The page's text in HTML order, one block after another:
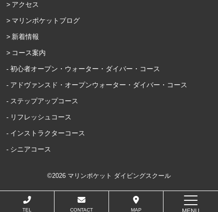
アクセス
マリンポケットブログ
新着情報
コース案内
初心者オープン・ウォーター・ダイバー・コース
アドヴァンスド・オープンウォーター・ダイバー・コース
ステップアップコース
リフレッシュコース
インストラクターコース
シニアコース
©2026 マリンポケット ダイビングスクール
TEL CONTACT MAP